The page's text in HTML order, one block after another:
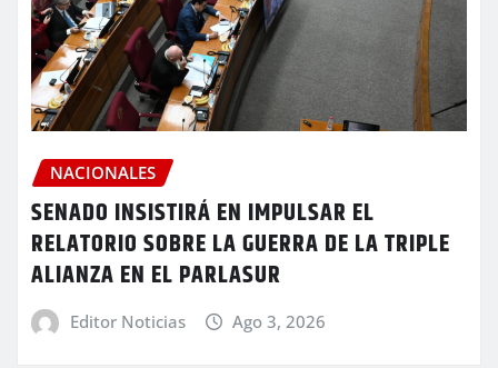
NACIONALES
SENADO INSISTIRÁ EN IMPULSAR EL
RELATORIO SOBRE LA GUERRA DE LA TRIPLE
ALIANZA EN EL PARLASUR
Editor Noticias Ago 3, 2026